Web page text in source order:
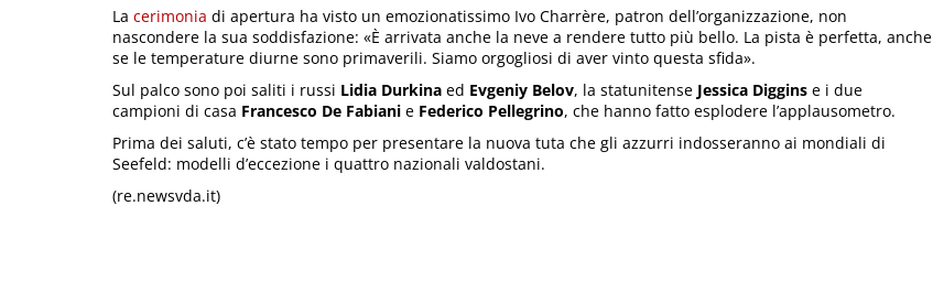
La cerimonia di apertura ha visto un emozionatissimo Ivo Charrère, patron dell’organizzazione, non
nascondere la sua soddisfazione: «È arrivata anche la neve a rendere tutto più bello. La pista è perfetta, anche
se le temperature diurne sono primaverili. Siamo orgogliosi di aver vinto questa sfida».
Sul palco sono poi saliti i russi Lidia Durkina ed Evgeniy Belov, la statunitense Jessica Diggins e i due
campioni di casa Francesco De Fabiani e Federico Pellegrino, che hanno fatto esplodere l’applausometro.
Prima dei saluti, c’è stato tempo per presentare la nuova tuta che gli azzurri indosseranno ai mondiali di
Seefeld: modelli d’eccezione i quattro nazionali valdostani.
(re.newsvda.it)